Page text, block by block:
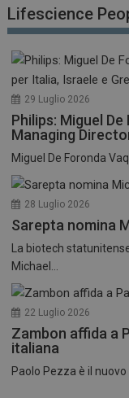
Lifescience
29 Luglio 2026
Philips: Miguel
Managing
Miguel De Foronda
28 Luglio 2026
Sarepta nomina
La biotech
Michael...
22 Luglio 2026
Zambon affida a
italiana
Paolo Pezza è il